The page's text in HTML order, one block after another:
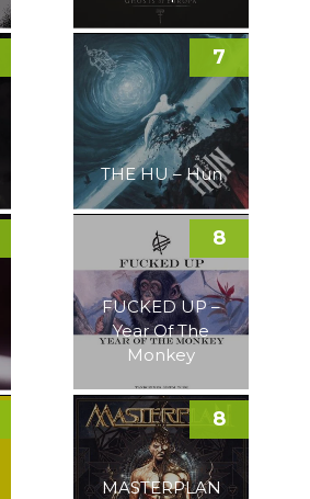
THE HU – Hun
7
FUCKED UP –
Year Of The
Monkey
8
MASTERPLAN
8